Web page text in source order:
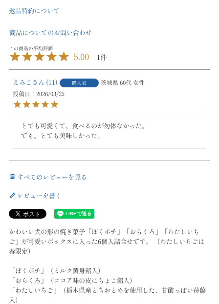
返品特約について
商品についてのお問い合わせ
5.00 1
えみこ 11 購入者 茨城県 60代 女性
投稿日
2026/03/25
とても可愛くて、食べるのが勿体なかった。
でも、とても美味しかった。
すべてのレビューを見る
レビューを書く
かわいい犬の形の焼き菓子「ぼくポチ」「おらくろ」「わたしいち
ご」が可愛いボックスに入った6個入詰合せです。 （わたしいちごは
春限定）
「ぼくポチ」（ミルク黄身餡入）
「おらくろ」（ココア味の皮にちょこ餡入）
「わたしいちご」（栃木県産とちおとめを使用した、甘酸っぱい苺餡
入）